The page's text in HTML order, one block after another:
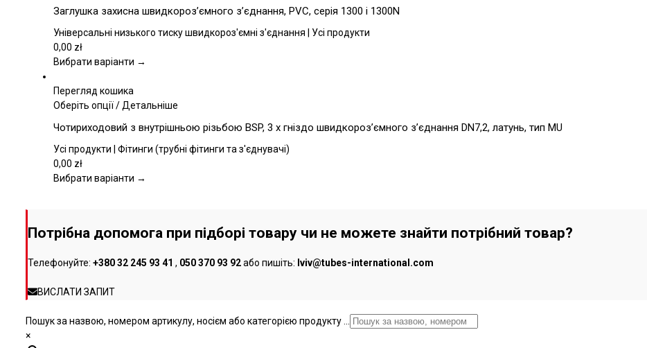
товару
має
кілька
Параметри
вибрати
на
товару
Заглушка захисна швидкороз’ємного з’єднання, PVC, серія 1300 і 1300N
Універсальні низького тиску швидкороз'ємні з'єднання | Усі продукти
0,00 zł
Вибрати варіанти →
Перегляд кошика
Оберіть опції Цей
має
кілька
Параметри
сторінці
/Детальніше
Чотириходовий з внутрішньою різьбою BSP, 3 x гніздо швидкороз’ємного з’єднання DN7,2, латунь, тип MU
Усі продукти | Фітинги (трубні фітинги та з'єднувачі)
0,00 zł
Вибрати варіанти →
Потрібна допомога при підборі товару чи не можете знайти потрібний товар?
Телефонуйте: +380 32 245 93 41 , 050 370 93 92або пишіть: lviv@tubes-international.com
ВИСЛАТИ ЗАПИТ
Пошук за назвою, номером артикулу, носієм або категорією продукту ...
×